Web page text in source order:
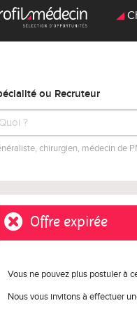
ou Recruteur
chirurgien, médecin de
Offre expirée
Vous ne pouvez plus postuler à
Nous vous invitons à effectuer